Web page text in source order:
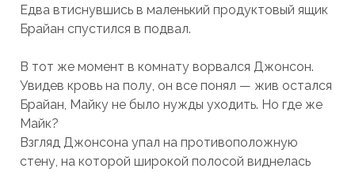
Едва втиснувшись в маленький продуктовый ящик
Брайан спустился в подвал.
В тот же момент в комнату ворвался Джонсон.
Увидев кровь на полу, он все понял — жив остался
Брайан, Майку не было нужды уходить. Но где же
Майк?
Взгляд Джонсона упал на противоположную
стену, на которой широкой полосой виднелась